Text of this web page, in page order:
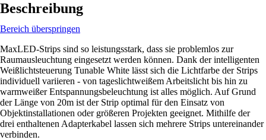
Beschreibung
Bereich überspringen
MaxLED-Strips sind so leistungsstark, dass sie problemlos zur
Raumausleuchtung eingesetzt werden können. Dank der intelligenten
Weißlichtsteuerung Tunable White lässt sich die Lichtfarbe der Strips
individuell variieren - von tageslichtweißem Arbeitslicht bis hin zu
warmweißer Entspannungsbeleuchtung ist alles möglich. Auf Grund
der Länge von 20m ist der Strip optimal für den Einsatz von
Objektinstallationen oder größeren Projekten geeignet. Mithilfe der
drei enthaltenen Adapterkabel lassen sich mehrere Strips untereinander
verbinden.